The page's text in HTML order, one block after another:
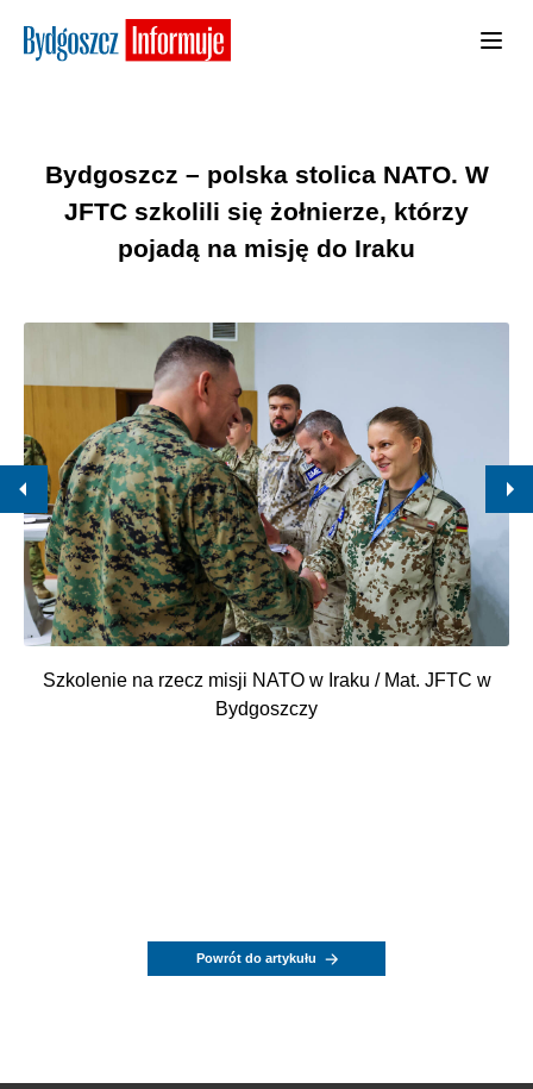
Bydgoszcz – polska stolica NATO. W
JFTC szkolili się żołnierze, którzy
pojadą na misję do Iraku
Szkolenie na rzecz misji NATO w Iraku / Mat. JFTC w
Bydgoszczy
Powrót do artykułu